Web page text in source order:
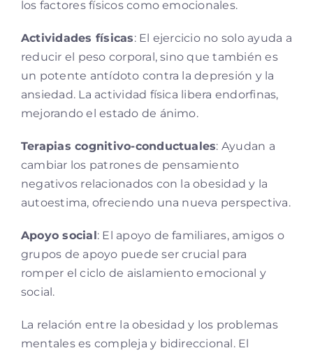
los factores físicos como emocionales.
Actividades físicas: El ejercicio no solo ayuda a
reducir el peso corporal, sino que también es
un potente antídoto contra la depresión y la
ansiedad. La actividad física libera endorfinas,
mejorando el estado de ánimo.
Terapias cognitivo-conductuales: Ayudan a
cambiar los patrones de pensamiento
negativos relacionados con la obesidad y la
autoestima, ofreciendo una nueva perspectiva.
Apoyo social : El apoyo de familiares, amigos o
grupos de apoyo puede ser crucial para
romper el ciclo de aislamiento emocional y
social.
La relación entre la obesidad y los problemas
mentales es compleja y bidireccional. El